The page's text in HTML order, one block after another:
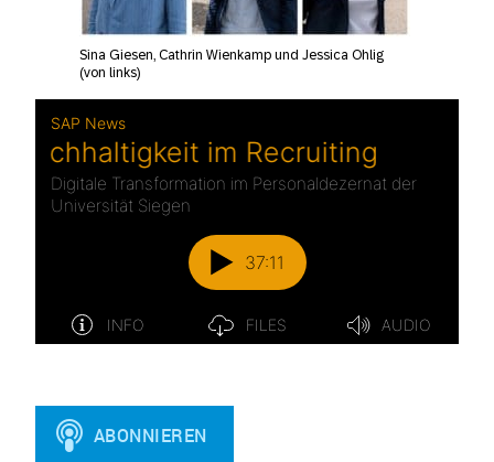
Sina Giesen, Cathrin Wienkamp und Jessica Ohlig
(von links)